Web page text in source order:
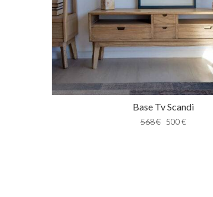
Base Tv Scandi
568€ 500€